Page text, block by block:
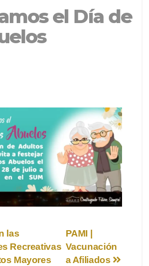
el Día de
PAMI |
Vacunación
a Afiliados
las
Recreativas
Mayores